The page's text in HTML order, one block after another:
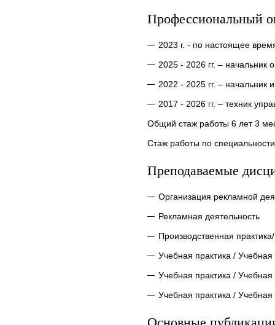
Профессиональный
2023 г. - по настоящее
2025 - 2026 гг. – начальник
2022 - 2025 гг. –
2017 - 2026 гг. – техник
Общий стаж работы 6 лет 3
Стаж работы по
Преподаваемые
Организация рекламной
Рекламная деятельность
Производственная
Учебная практика /
Учебная практика /
Учебная практика /